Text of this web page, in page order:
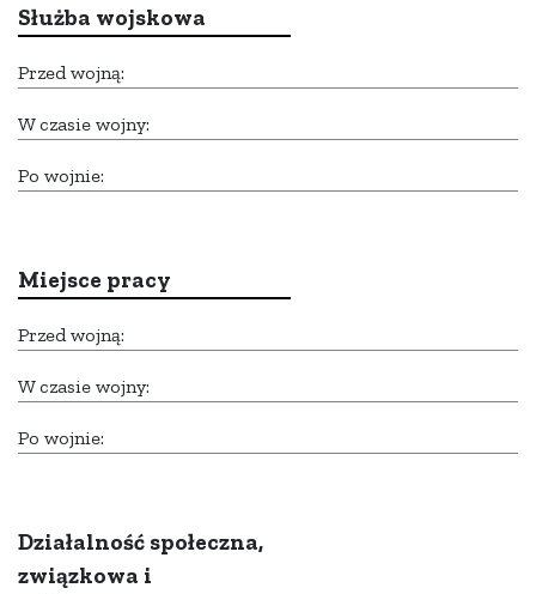
Służba wojskowa
Przed wojną:
W czasie wojny:
Po wojnie:
Miejsce pracy
Przed wojną:
W czasie wojny:
Po wojnie:
Działalność społeczna,
związkowa i